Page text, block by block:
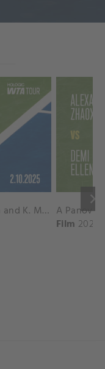
keyboard_arrow_right
A. Krunic and A. Danilina vs. P. Hon and K. Muchova Match Highlights - BEIJING_Capital Group Diamond ( October 02, 2025)
Film 2026